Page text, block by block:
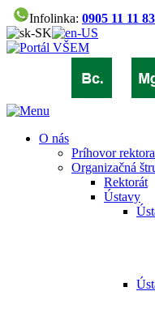
Infolinka: 0905 11 11 83
O nás
Príhovor rektora
Organizačná
Rektorát
Ústavy